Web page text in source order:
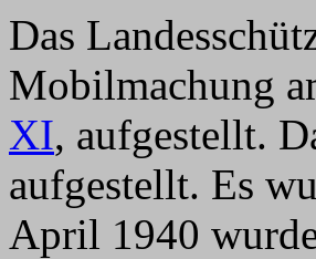
Das
Mobilmachung
XI, aufgestellt.
aufgestellt. Es
April 1940